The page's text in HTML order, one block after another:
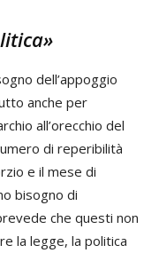
dell’appoggio
anche per
all’orecchio del
di reperibilità
e il mese di
bisogno di
che questi non
la legge, la politica